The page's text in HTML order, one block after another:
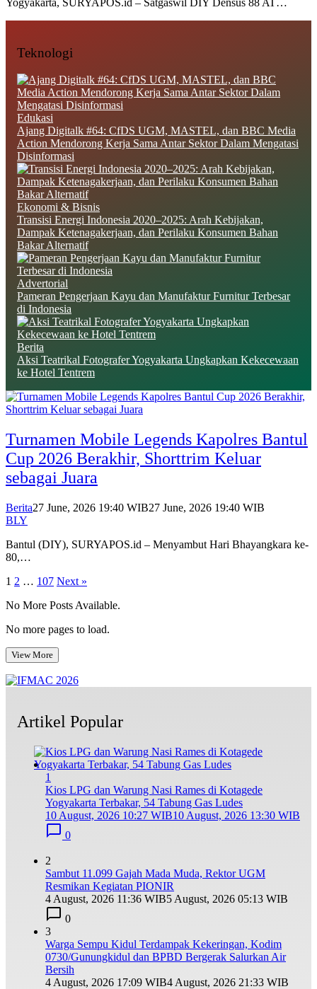
Yogyakarta, SURYAPOS.id – Satgaswil DIY Densus 88 AT…
Teknologi
Edukasi
Ajang Digitalk #64: CfDS UGM, MASTEL, dan BBC Media
Action Mendorong Kerja Sama Antar Sektor Dalam Mengatasi
Disinformasi
Ekonomi & Bisnis
Transisi Energi Indonesia 2020–2025: Arah Kebijakan,
Dampak Ketenagakerjaan, dan Perilaku Konsumen Bahan
Bakar Alternatif
Advertorial
Pameran Pengerjaan Kayu dan Manufaktur Furnitur Terbesar
di Indonesia
Berita
Aksi Teatrikal Fotografer Yogyakarta Ungkapkan Kekecewaan
ke Hotel Tentrem
Turnamen Mobile Legends Kapolres Bantul
Cup 2026 Berakhir, Shorttrim Keluar
sebagai Juara
Berita27 June, 2026 19:40 WIB27 June, 2026 19:40 WIB
BLY
Bantul (DIY), SURYAPOS.id – Menyambut Hari Bhayangkara ke-
80,…
Posts
pagination
1 2 … 107 Next »
No More Posts Available.
No more pages to load.
View More
Artikel Popular
1
Kios LPG dan Warung Nasi Rames di Kotagede
Yogyakarta Terbakar, 54 Tabung Gas Ludes
10 August, 2026 10:27 WIB10 August, 2026 13:30 WIB
0
2
Sambut 11.099 Gajah Mada Muda, Rektor UGM
Resmikan Kegiatan PIONIR
4 August, 2026 11:36 WIB5 August, 2026 05:13 WIB
0
3
Warga Sempu Kidul Terdampak Kekeringan, Kodim
0730/Gunungkidul dan BPBD Bergerak Salurkan Air
Bersih
4 August, 2026 17:09 WIB4 August, 2026 21:33 WIB